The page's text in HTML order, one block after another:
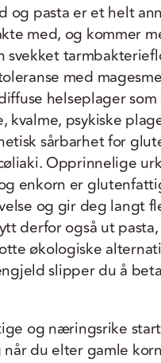
og pasta er et helt
med, og kommer
med
helseplager
kvalme, psykiske
sårbarhet for
Opprinnelige
enkorn er
og gir deg langt
derfor også ut
økologiske
slipper du å
og næringsrike
du elter gamle